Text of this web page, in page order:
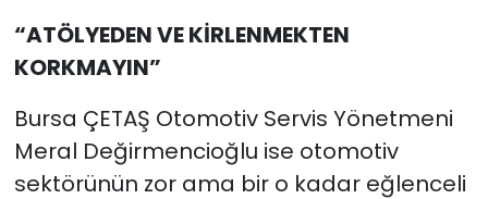
“ATÖLYEDEN VE KİRLENMEKTEN
KORKMAYIN”
Bursa ÇETAŞ Otomotiv Servis Yönetmeni
Meral Değirmencioğlu ise otomotiv
sektörünün zor ama bir o kadar eğlenceli